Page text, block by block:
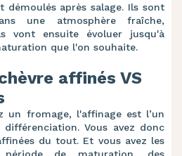
démoulés après salage. Ils sont
une atmosphère fraîche,
vont ensuite évoluer jusqu'à
que l'on souhaite.
affinés VS
un fromage, l'affinage est l’un
Vous avez donc
du tout. Et vous avez les